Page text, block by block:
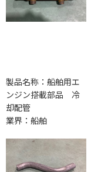
製品名称：船舶用エ
ンジン搭載部品 冷
却配管
業界：船舶